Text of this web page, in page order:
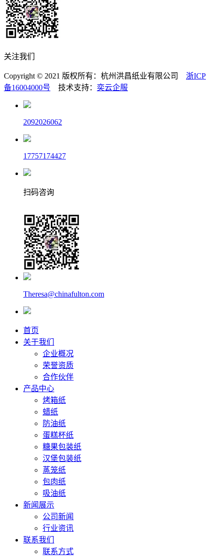
关注我们
Copyright © 2021 版权所有：杭州洪昌纸业有限公司 浙ICP
备16004000号 技术支持： 奕云企服
2092026062
17757174427
扫码咨询
Theresa@chinafulton.com
首页
关于我们
企业概况
荣誉资质
合作伙伴
产品中心
烤箱纸
蜡纸
防油纸
蛋糕杯纸
糖果包装纸
汉堡包装纸
蒸笼纸
包肉纸
吸油纸
新闻展示
公司新闻
行业资讯
联系我们
联系方式